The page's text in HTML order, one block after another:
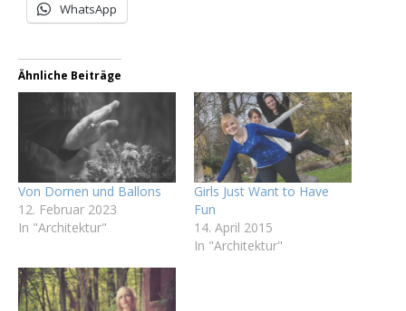
WhatsApp
Ähnliche Beiträge
Von Dornen und Ballons
12. Februar 2023
In "Architektur"
Girls Just Want to Have
Fun
14. April 2015
In "Architektur"